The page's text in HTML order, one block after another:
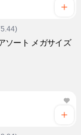
ソート メガサイズ